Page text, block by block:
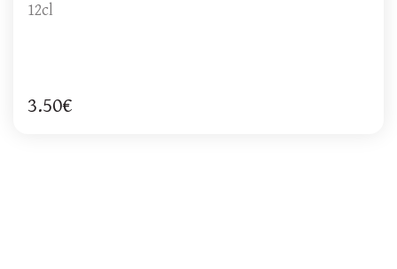
12cl
3.50€